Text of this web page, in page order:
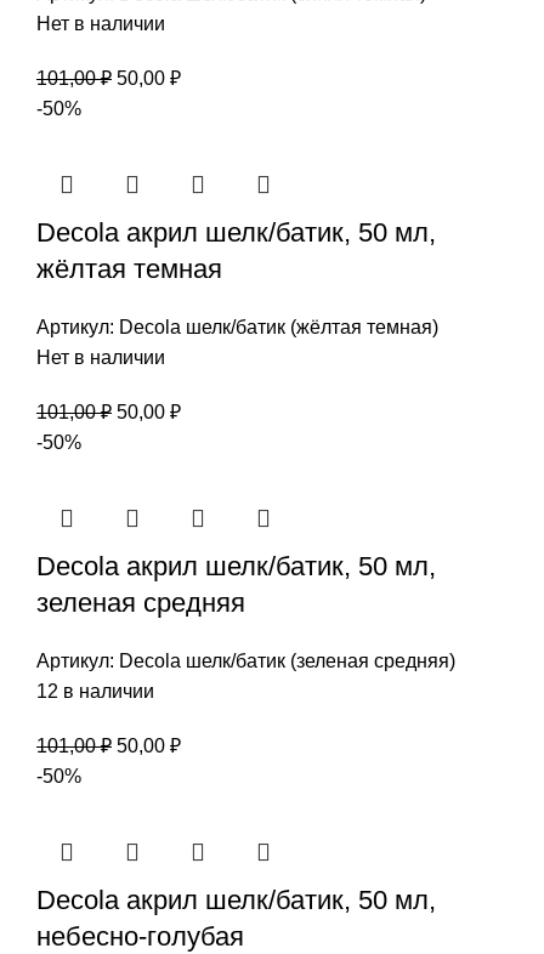
Нет в наличии
101,00₽ Первоначальная
50,00 ₽Текущая
-50%
Decola акрил шелк/батик, 50 мл,
жёлтая темная
Артикул: Decola шелк/батик (жёлтая темная)
Нет в наличии
101,00₽ Первоначальная
50,00 ₽Текущая
-50%
Decola акрил шелк/батик, 50 мл,
зеленая средняя
Артикул: Decola шелк/батик (зеленая средняя)
12 в наличии
101,00₽ Первоначальная
50,00 ₽Текущая
-50%
Decola акрил шелк/батик, 50 мл,
небесно-голубая